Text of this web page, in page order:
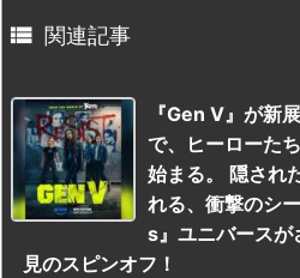
 関連記事
『Gen V』が新
で、ヒーローた
始まる。 隠され
れる、衝撃のシ
s』ユニバースが
見のスピンオフ！